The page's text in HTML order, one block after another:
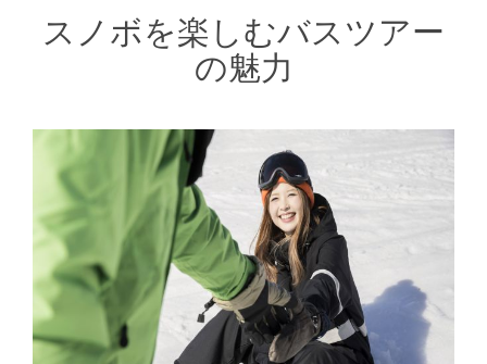
スノボを楽しむバスツアー
の魅力